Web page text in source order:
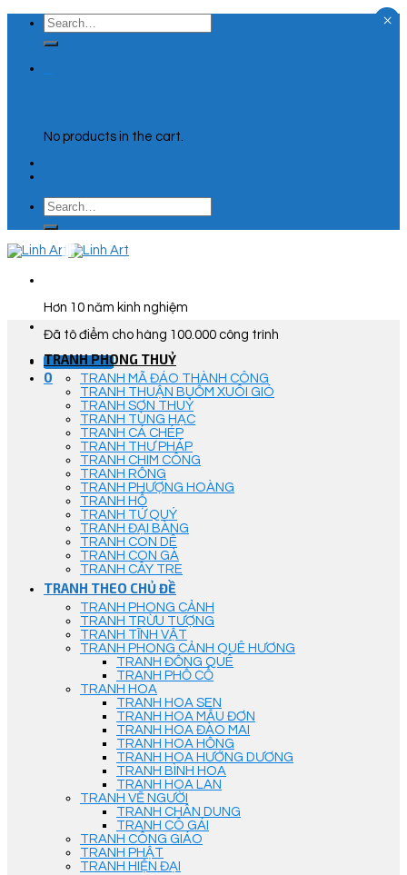
Skip
content
Search
for:
No products in the cart.
Search
for:
Hơn 10 năm kinh nghiệm
Đã tô điểm cho hàng 100.000 công trình
Góc Tư Vấn
0
TRANH PHONG THUỶ
TRANH MÃ ĐÁO THÀNH CÔNG
TRANH THUẬN BUỒM XUÔI GIÓ
TRANH SƠN THUỶ
TRANH TÙNG HẠC
TRANH CÁ CHÉP
TRANH THƯ PHÁP
TRANH CHIM CÔNG
TRANH RỒNG
TRANH PHƯỢNG HOÀNG
TRANH HỔ
TRANH TỨ QUÝ
TRANH ĐẠI BÀNG
TRANH CON DÊ
TRANH CON GÀ
TRANH CÂY TRE
TRANH THEO CHỦ ĐỀ
TRANH PHONG CẢNH
TRANH TRỪU TƯỢNG
TRANH TĨNH VẬT
TRANH PHONG CẢNH QUÊ HƯƠNG
TRANH ĐỒNG QUÊ
TRANH PHỐ CỔ
TRANH HOA
TRANH HOA SEN
TRANH HOA MẪU ĐƠN
TRANH HOA ĐÀO MAI
TRANH HOA HỒNG
TRANH HOA HƯỚNG DƯƠNG
TRANH BÌNH HOA
TRANH HOA LAN
TRANH VẼ NGƯỜI
TRANH CHÂN DUNG
TRANH CÔ GÁI
TRANH CÔNG GIÁO
TRANH PHẬT
TRANH HIỆN ĐẠI
×